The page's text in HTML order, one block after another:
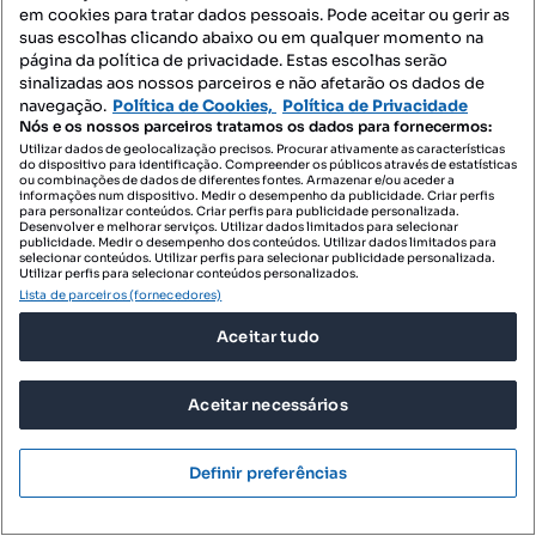
590 000 €3371,43 €/m²
Moradia Geminada - São Roque
1ª Rua do Terreiro, Rosto do Cão (São Roque), Ponta Delgada, Ilha de São Miguel
Preço por metro quadrado
175 m²
ERA Ponta Delgada
Profissional
em cookies para tratar dados pessoais. Pode aceitar ou gerir as
suas escolhas clicando abaixo ou em qualquer momento na
página da política de privacidade. Estas escolhas serão
sinalizadas aos nossos parceiros e não afetarão os dados de
navegação. Política de Cookies, Política de Privacidade
Nós e os nossos parceiros tratamos os dados para fornecermos:
Utilizar dados de geolocalização precisos. Procurar ativamente as características
do dispositivo para identificação. Compreender os públicos através de estatísticas
ou combinações de dados de diferentes fontes. Armazenar e/ou aceder a
informações num dispositivo. Medir o desempenho da publicidade. Criar perfis
para personalizar conteúdos. Criar perfis para publicidade personalizada.
Desenvolver e melhorar serviços. Utilizar dados limitados para selecionar
publicidade. Medir o desempenho dos conteúdos. Utilizar dados limitados para
selecionar conteúdos. Utilizar perfis para selecionar publicidade personalizada.
Utilizar perfis para selecionar conteúdos personalizados.
Lista de parceiros (fornecedores)
Aceitar tudo
Aceitar necessários
Definir preferências